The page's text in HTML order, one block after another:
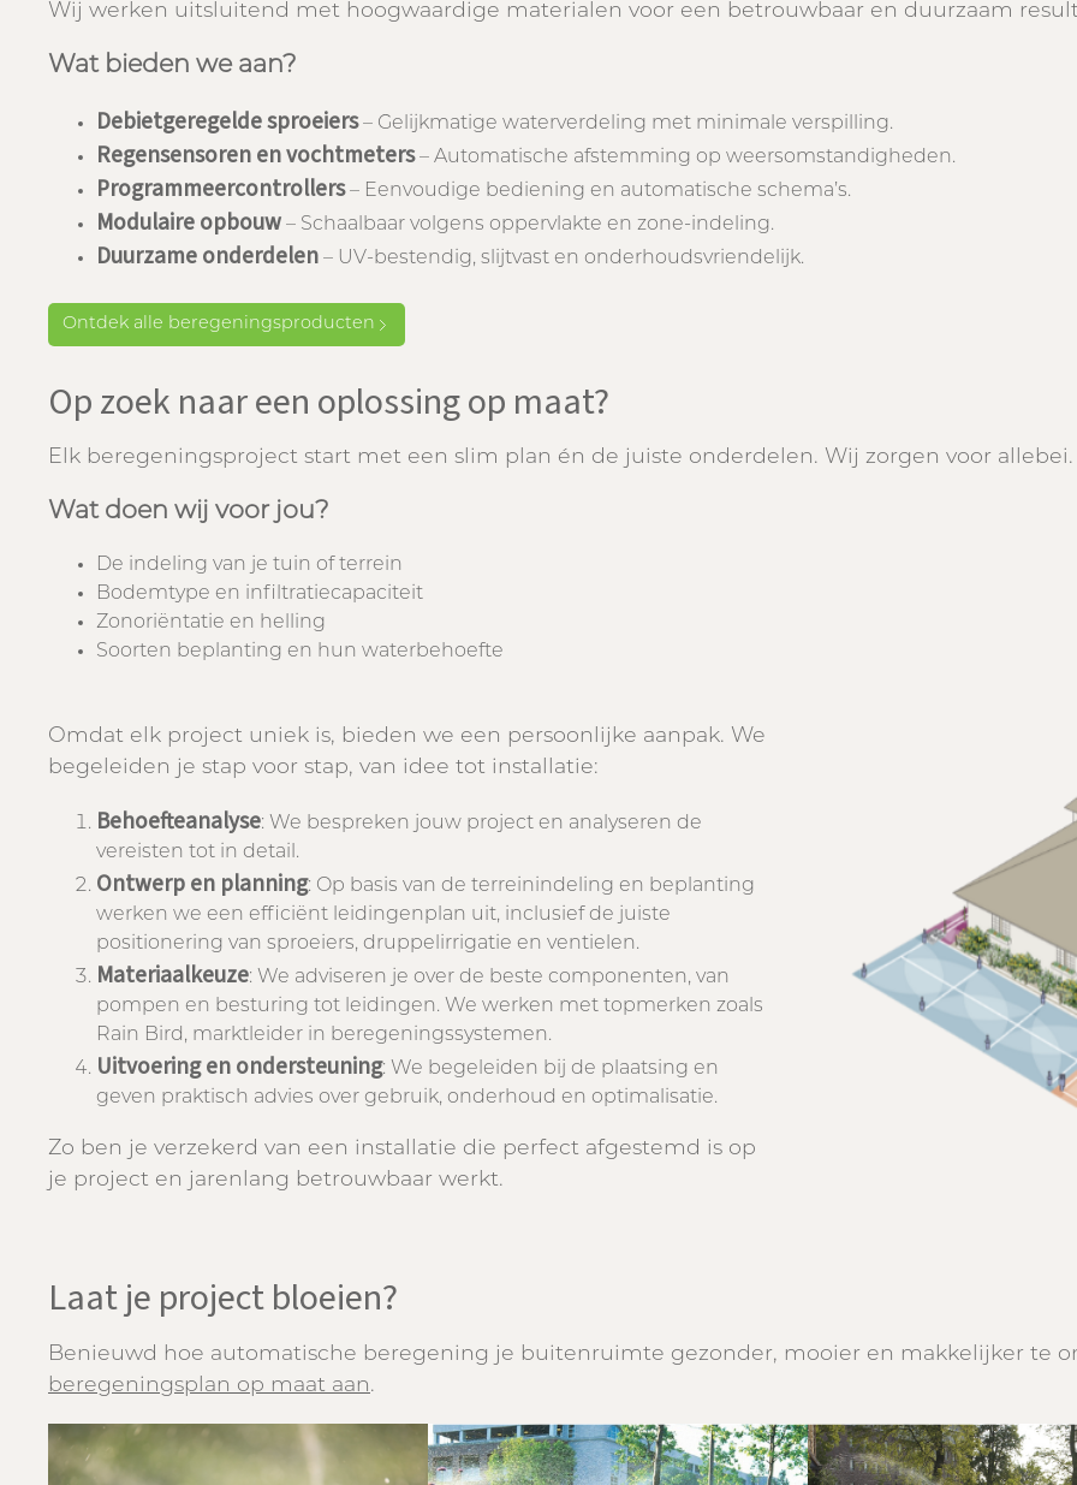
Wij werken uitsluitend met hoogwaardige materialen voor een betrouwbaar en duurzaam
Wat bieden we aan?
Debietgeregelde sproeiers– Gelijkmatige waterverdeling met minimale verspilling.
Regensensoren en vochtmeters– Automatische afstemming op weersomstandigheden.
Programmeercontrollers– Eenvoudige bediening en automatische schema’s.
Modulaire opbouw – Schaalbaar volgens oppervlakte en zone-indeling.
Duurzame onderdelen – UV-bestendig, slijtvast en onderhoudsvriendelijk.
Ontdek alle beregeningsproducten
Op zoek naar een oplossing op maat?
Elk beregeningsproject start met een slim plan én de juiste onderdelen. Wij zorgen voor allebei.
Wat doen wij voor jou?
De indeling van je tuin of terrein
Bodemtype en infiltratiecapaciteit
Zonoriëntatie en helling
Soorten beplanting en hun waterbehoefte
Omdat elk project uniek is, bieden we een persoonlijke aanpak. We
begeleiden je stap voor stap, van idee tot installatie:
Behoefteanalyse: We bespreken jouw project en analyseren de
vereisten tot in detail.
Ontwerp en planning: Op basis van de terreinindeling en beplanting
werken we een efficiënt leidingenplan uit, inclusief de juiste
positionering van sproeiers, druppelirrigatie en ventielen.
Materiaalkeuze: We adviseren je over de beste componenten, van
pompen en besturing tot leidingen. We werken met topmerken zoals
Rain Bird, marktleider in beregeningssystemen.
Uitvoering en ondersteuning: We begeleiden bij de plaatsing en
geven praktisch advies over gebruik, onderhoud en optimalisatie.
Zo ben je verzekerd van een installatie die perfect afgestemd is op
je project en jarenlang betrouwbaar werkt.
Laat je project bloeien?
Benieuwd hoe automatische beregening je buitenruimte gezonder, mooier en makkelijker te
beregeningsplan op maat aan.